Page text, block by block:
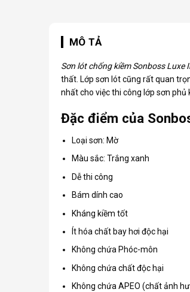
MÔ TẢ
Sơn lót chống kiềm SonbossLuxe
thất. Lớp sơn lót cũng rất quan
nhất cho việc thi công lớp sơn phủ
Đặc điểm của
Loại sơn: Mờ
Màu sắc: Trắng xanh
Dễ thi công
Bám dính cao
Kháng kiềm tốt
Ít hóa chất bay hơi độc hại
Không chứa Phóc-môn
Không chứa chất độc hại
Không chứa APEO (chất ảnh